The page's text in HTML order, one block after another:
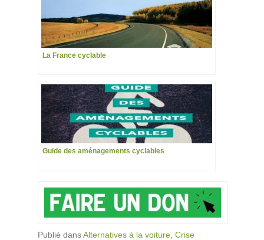
La France cyclable
Guide des aménagements cyclables
Publié dansAlternatives à la voiture Crise